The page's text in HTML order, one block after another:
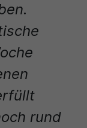
rund
um Ihre
über den
Informationen
Website